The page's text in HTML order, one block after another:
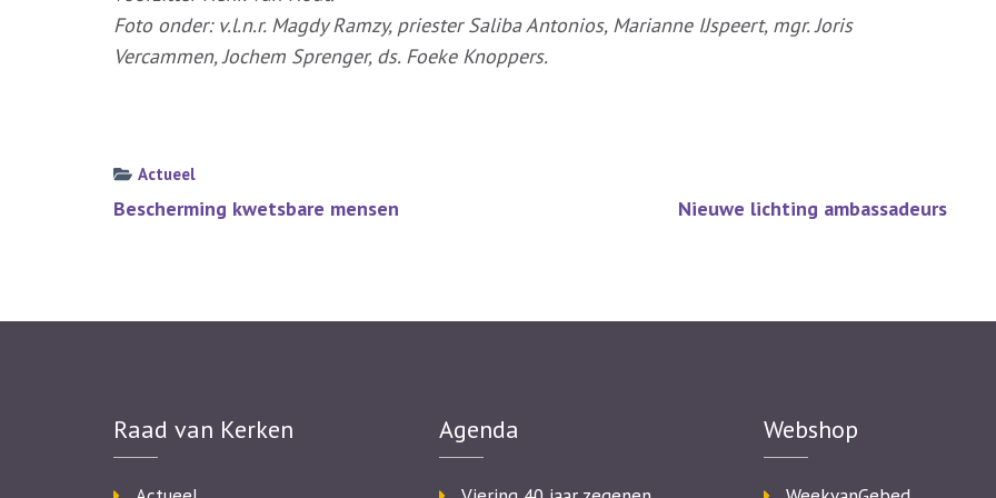
Foto onder: v.l.n.r. Magdy Ramzy, priester Saliba Antonios, Marianne IJspeert, mgr. Joris
Vercammen, Jochem Sprenger, ds. Foeke Knoppers.
Actueel
Bericht
Bescherming kwetsbare mensen Nieuwe lichting ambassadeurs
Raad van Kerken Agenda Webshop